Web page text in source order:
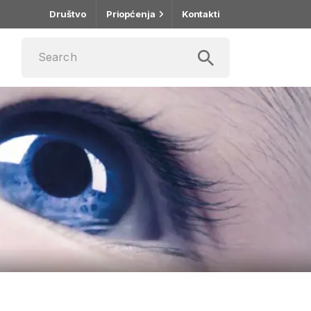
Društvo Priopćenja Kontakti